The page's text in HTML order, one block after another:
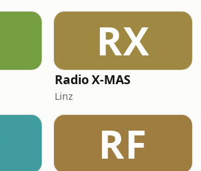
RX
Radio X-MAS
Linz
RF